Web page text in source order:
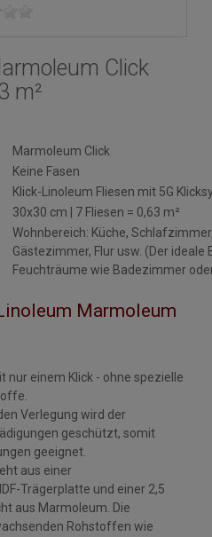
Click
m²
Marmoleum Click
Keine Fasen
Klick-Linoleum Fliesen mit 5G
30x30 cm | 7 Fliesen = 0,63 m²
Wohnbereich: Küche,
Gästezimmer, Flur usw. (Der
Feuchträume wie Badezimmer
Marmoleum
nur einem Klick - ohne spezielle
Verlegung wird der
geschützt, somit
geeignet.
aus einer
Trägerplatte und einer 2,5
aus Marmoleum. Die
Rohstoffen wie